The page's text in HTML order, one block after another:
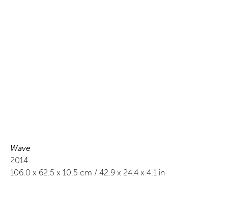
Wave
2014
106.0 x 62.5 x 10.5 cm / 42.9 x 24.4 x 4.1 in